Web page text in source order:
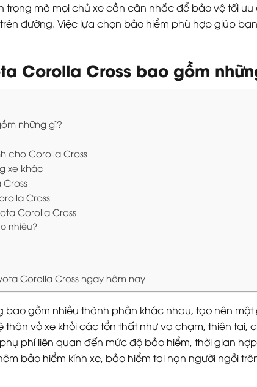
trọng mà mọi chủ xe cần cân nhắc để bảo vệ tối ưu
đường. Việc lựa chọn bảo hiểm phù hợp giúp
Corolla Cross bao gồm
những gì?
cho Corolla Cross
xe khác
Cross
Corolla Cross
nhiêu?
Corolla Cross ngay hôm nay
bao gồm nhiều thành phần khác nhau, tạo nên
vỏ xe khỏi các tổn thất như va chạm, thiên tai,
phí liên quan đến mức độ bảo hiểm, thời gian
bảo hiểm kính xe, bảo hiểm tai nạn người ngồi